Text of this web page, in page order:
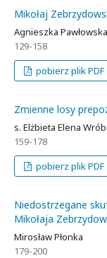
Mikołaj
Agnieszka
129-158
pobierz plik PDF
Zmienne losy
s. Elżbieta Elena
159-178
pobierz plik PDF
Niedostrzegane
Mikołaja
Mirosław Płonka
179-200